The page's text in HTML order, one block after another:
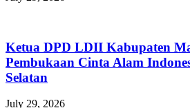
Ketua DPD LDII Kabupaten
Pembukaan Cinta Alam
Selatan
July 29, 2026